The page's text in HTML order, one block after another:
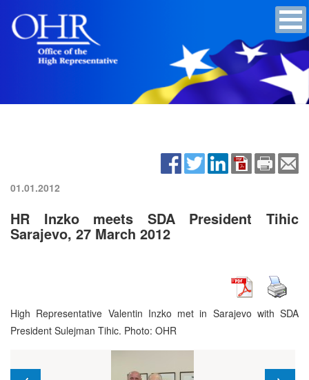
01.01.2012
HR Inzko meets SDA President Tihic
Sarajevo, 27 March 2012
High Representative Valentin Inzko met in Sarajevo with SDA
President Sulejman Tihic. Photo: OHR